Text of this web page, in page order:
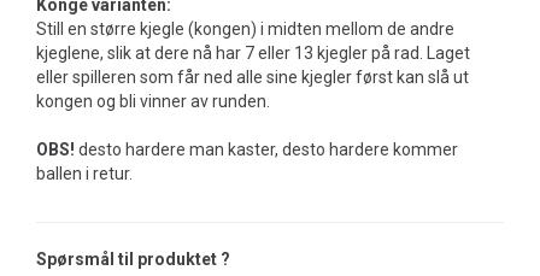
Konge varianten:
Still en større kjegle (kongen) i midten mellom de andre
kjeglene, slik at dere nå har 7 eller 13 kjegler på rad. Laget
eller spilleren som får ned alle sine kjegler først kan slå ut
kongen og bli vinner av runden.
OBS! desto hardere man kaster, desto hardere kommer
ballen i retur.
Spørsmål til produktet ?